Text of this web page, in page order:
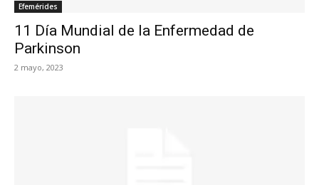
Efemérides
11 Día Mundial de la Enfermedad de
Parkinson
2 mayo, 2023